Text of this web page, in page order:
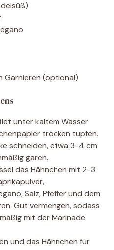
Garnieren (optional)
unter kaltem Wasser
trocken tupfen.
schneiden, etwa 3-4 cm
garen.
das Hähnchen mit 2-3
Salz, Pfeffer und dem
Gut vermengen, sodass
mit der Marinade
und das Hähnchen für